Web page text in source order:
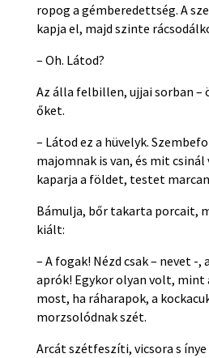
ropog a gémberedettség. A
kapja el, majd szinte
– Oh. Látod?
Az álla felbillen, ujjai sorban –
őket.
– Látod ez a hüvelyk.
majomnak is van, és mit csinál
kaparja a földet, testet
Bámulja, bőr takarta porcait,
kiált:
– A fogak! Nézd csak – nevet -,
aprók! Egykor olyan volt, mint
most, ha ráharapok, a
morzsolódnak szét.
Arcát szétfeszíti, vicsora s